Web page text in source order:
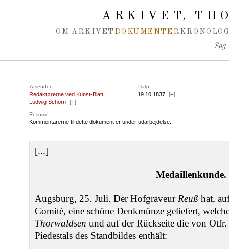
ARKIVET,
OM ARKIVET DOKUMENTER
Søg
Afsender Dato
Redaktørerne ved Kunst-Blatt
Ludwig Schorn
[+]
19.10.1837 [+]
Resumé
Kommentarerne til dette dokument er under udarbejdelse.
[...]
Medaillenkunde.
Augsburg, 25. Juli. Der Hofgraveur Reuß hat,
Comité, eine schöne Denkmünze geliefert,
Thorwaldsen und auf der Rückseite die von
Piedestals des Standbildes enthält: